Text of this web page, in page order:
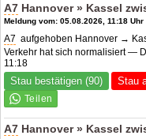
A7 Hannover » Kassel
Meldung vom: 05.08.2026, 11:18 Uhr
A7 aufgehoben Hannover →
Verkehr hat sich normalisiert —
11:18
Stau bestätigen (90) Stau
A7 Hannover » Kassel